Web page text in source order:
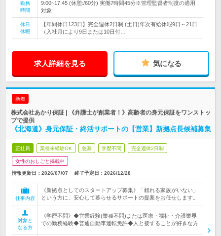
勤務
時間
9:00~17:45 (休憩:/60分) 実働7時間45分※管理監督者制度の適用
対象
休日
休暇
【年間休日123日】完全週休2日制 (土日)年次有給休暇9日～21日
（入社月により9日または10日付…
求人詳細を見る 気になる
新着
株式会社あかり保証 | 《弁護士が創業者！》高齢者の身元保証をワンストッ
プで提供
《北海道》身元保証・終活サポートの【営業】新拠点長候補募集
正社員 業種未経験OK 急募 学歴不問 完全週休2日制
女性のおしごと掲載中
情報更新日：2026/07/07 終了予定日： 2026/12/28
仕事内容
《新拠点としてのスタートアップ募集》「頼れる家族がいない」
という方に、安心して暮らせるサポートの提案をお任せします。
対象と
なる方
《学歴不問》◆営業経験(業種不問)または医療・福祉・介護業界
での勤務経験◆普通自動車運転免許◆人と接することが好きな方